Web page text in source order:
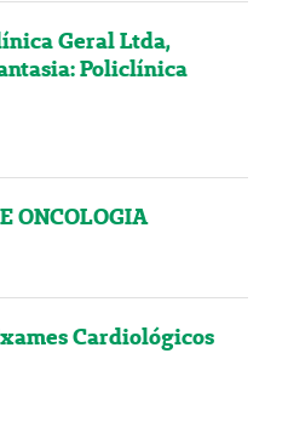
Geral Ltda,
Policlínica
ONCOLOGIA
Cardiológicos